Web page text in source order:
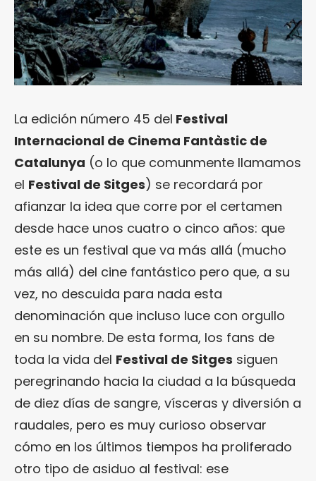
La edición número 45 del Festival
Internacional de Cinema Fantàstic de
Catalunya (o lo que comunmente llamamos
el Festival de Sitges) se recordará por
afianzar la idea que corre por el certamen
desde hace unos cuatro o cinco años: que
este es un festival que va más allá (mucho
más allá) del cine fantástico pero que, a su
vez, no descuida para nada esta
denominación que incluso luce con orgullo
en su nombre. De esta forma, los fans de
toda la vida del Festival de Sitges siguen
peregrinando hacia la ciudad a la búsqueda
de diez días de sangre, vísceras y diversión a
raudales, pero es muy curioso observar
cómo en los últimos tiempos ha proliferado
otro tipo de asiduo al festival: ese